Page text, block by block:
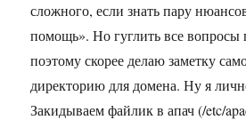
сложного, если знать пару
помощь». Но гуглить все вопросы
поэтому скорее делаю заметку
директорию для домена. Ну я
Закидываем файлик в апач (/etc/